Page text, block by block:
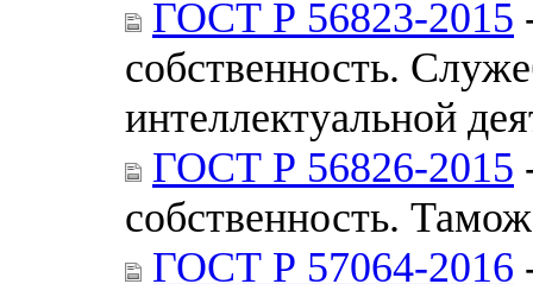
ГОСТ Р 56823-2015
собственность.
интеллектуальной
ГОСТ Р 56826-2015
собственность.
ГОСТ Р 57064-2016